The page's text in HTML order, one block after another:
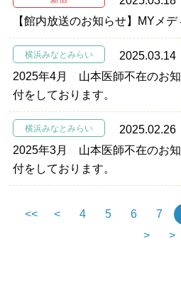
【館内放送のお知らせ】MYメ
横浜みなとみらい
2025.03.14
2025年4月 山本医師不在のお
付をしております。
横浜みなとみらい
2025.02.26
2025年3月 山本医師不在のお
付をしております。
<< < 4 5 6 7
>
>